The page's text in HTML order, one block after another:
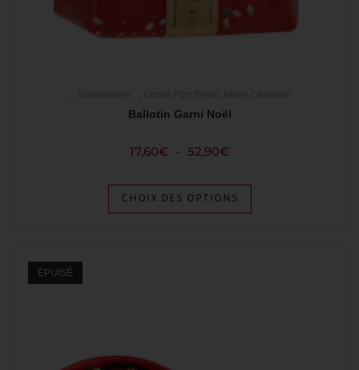
, ,
Ballotin Garni Noël
17,60€ 52,90€
CHOIX DES OPTIONS
ÉPUISÉ